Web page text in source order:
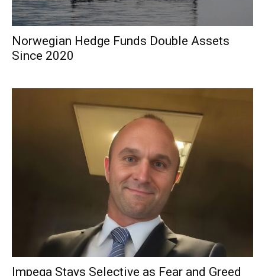
Norwegian Hedge Funds Double Assets
Since 2020
Impega Stays Selective as Fear and Greed